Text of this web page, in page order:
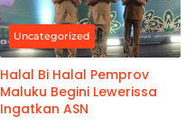
Uncategorized
Halal Bi Halal Pemprov
Maluku Begini Lewerissa
Ingatkan ASN